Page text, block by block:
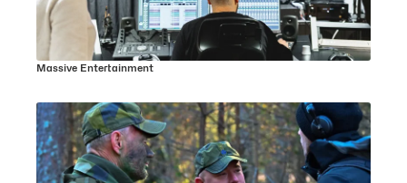
Massive Entertainment